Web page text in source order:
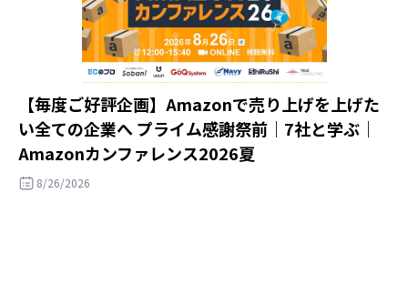
【毎度ご好評企画】Amazonで売り上げを上げた
い全ての企業へ プライム感謝祭前｜7社と学ぶ｜
Amazonカンファレンス2026夏
8/26/2026